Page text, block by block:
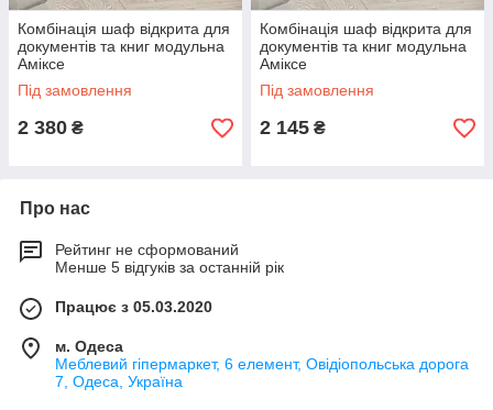
Комбінація шаф відкрита для
документів та книг модульна
Аміксе
Під замовлення
2 380 ₴
Комбінація шаф відкрита для
документів та книг модульна
Аміксе
Під замовлення
2 145 ₴
Про нас
Рейтинг не сформований
Менше 5 відгуків за останній рік
Працює з 05.03.2020
м. Одеса
Меблевий гіпермаркет, 6 елемент, Овідіопольська дорога
7, Одеса, Україна